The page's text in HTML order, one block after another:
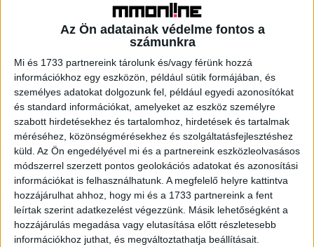
Az Ön adatainak védelme fontos a
számunkra
Mi és 1733 partnereink tárolunk és/vagy férünk hozzá
információkhoz egy eszközön, például sütik formájában, és
személyes adatokat dolgozunk fel, például egyedi azonosítókat
és standard információkat, amelyeket az eszköz személyre
szabott hirdetésekhez és tartalomhoz, hirdetések és tartalmak
méréséhez, közönségmérésekhez és szolgáltatásfejlesztéshez
küld. Az Ön engedélyével mi és a partnereink eszközleolvasásos
módszerrel szerzett pontos geolokációs adatokat és azonosítási
információkat is felhasználhatunk. A megfelelő helyre kattintva
hozzájárulhat ahhoz, hogy mi és a 1733 partnereink a fent
leírtak szerint adatkezelést végezzünk. Másik lehetőségként a
hozzájárulás megadása vagy elutasítása előtt részletesebb
információkhoz juthat, és megváltoztathatja beállításait.
értékkel bírjanak. A Lidl termékei – Castello Bio, Fit & Well
és gluténmentes termékcsaládok, valamint a Bluedino
laktózmentes trappista sajt -nemcsak kiváló
minőségükkel győzték meg a vásárlókat, hanem azzal is,
hogy segítik az egészségtudatos táplálkozást.
„A társadalmi felelősségvállalás stratégiánk része az
egészségtudatos táplálkozással kapcsolatos edukáció,
ennek megvalósulását pedig az üzleteinkben kapható
termék szortimentünk szinte maradéktalanul kiszolgálja.
Az Év Terméke Díj elnyerése egy újabb bizonyíték arra,
hogy sajátmárkás termékeink kiváló minőségűek.” –
nyilatkozta Tőzsér Judit, a Lidl Magyarország PR
vezetője.